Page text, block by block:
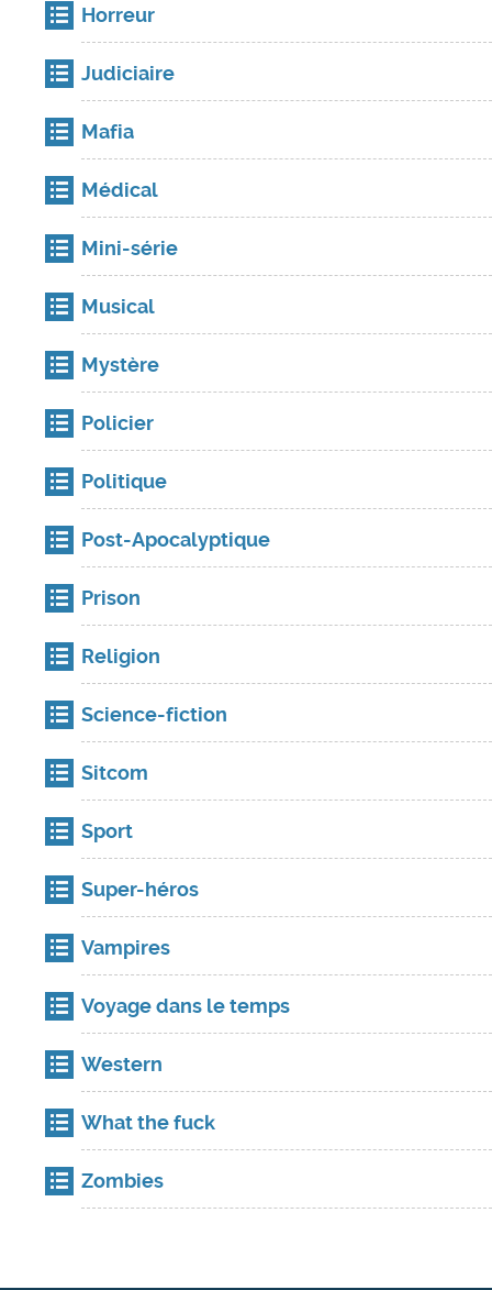
Horreur
Judiciaire
Mafia
Médical
Mini-série
Musical
Mystère
Policier
Politique
Post-Apocalyptique
Prison
Religion
Science-fiction
Sitcom
Sport
Super-héros
Vampires
Voyage dans le temps
Western
What the fuck
Zombies